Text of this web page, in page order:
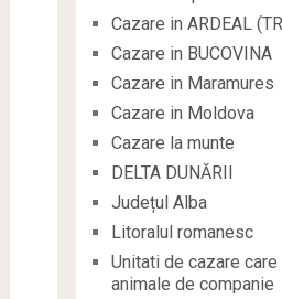
Cazare in ARDEAL
Cazare in BUCOVINA
Cazare in Maramures
Cazare in Moldova
Cazare la munte
DELTA DUNĂRII
Județul Alba
Litoralul romanesc
Unitati de cazare
animale de companie